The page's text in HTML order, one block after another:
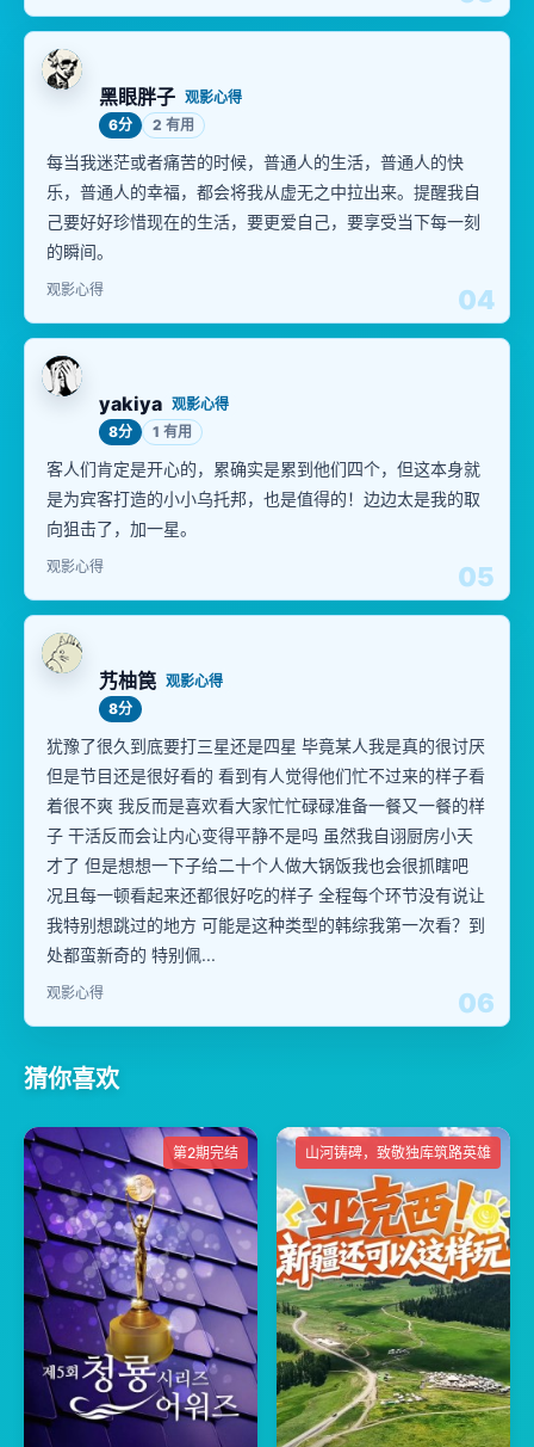
04
黑眼胖子 观影心得
6分
2 有用
每当我迷茫或者痛苦的时候，普通人的生活，普通人的快
乐，普通人的幸福，都会将我从虚无之中拉出来。提醒我自
己要好好珍惜现在的生活，要更爱自己，要享受当下每一刻
的瞬间。
观影心得
05
yakiya 观影心得
8分
1 有用
客人们肯定是开心的，累确实是累到他们四个，但这本身就
是为宾客打造的小小乌托邦，也是值得的！边边太是我的取
向狙击了，加一星。
观影心得
06
艿柚笢 观影心得
8分
犹豫了很久到底要打三星还是四星 毕竟某人我是真的很讨厌
但是节目还是很好看的 看到有人觉得他们忙不过来的样子看
着很不爽 我反而是喜欢看大家忙忙碌碌准备一餐又一餐的样
子 干活反而会让内心变得平静不是吗 虽然我自诩厨房小天
才了 但是想想一下子给二十个人做大锅饭我也会很抓瞎吧
况且每一顿看起来还都很好吃的样子 全程每个环节没有说让
我特别想跳过的地方 可能是这种类型的韩综我第一次看？到
处都蛮新奇的 特别佩...
观影心得
猜你喜欢
第2期完结 山河铸碑，致敬独库筑路英雄